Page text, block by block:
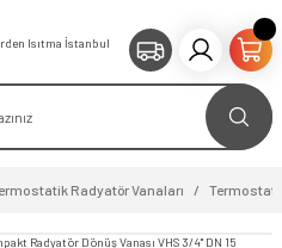
Radyatör Vanaları